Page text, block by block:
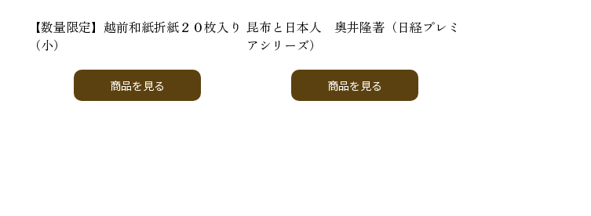
【数量限定】越前和紙折紙２０枚入り
（小）
商品を見る
昆布と日本人 奥井隆著（日経プレミ
アシリーズ）
商品を見る